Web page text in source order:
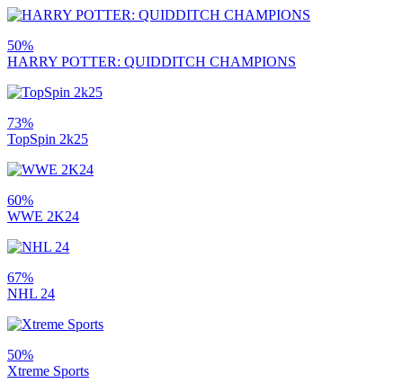
50%
HARRY POTTER: QUIDDITCH CHAMPIONS
73%
TopSpin 2k25
60%
WWE 2K24
67%
NHL 24
50%
Xtreme Sports